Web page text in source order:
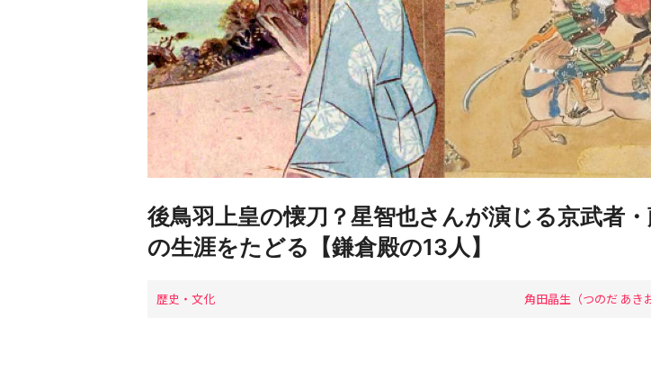
後鳥羽上皇の懐刀？星智也さんが演じる京武者
の生涯をたどる【鎌倉殿の13人】
歴史・文化 角田晶生（つのだ あきお